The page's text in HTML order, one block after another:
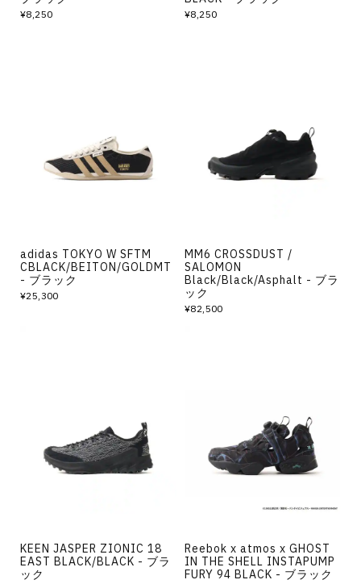
¥8,250 ¥8,250
adidas TOKYO W SFTM
CBLACK/BEITON/GOLDMT
- ブラック
¥25,300
MM6 CROSSDUST /
SALOMON
Black/Black/Asphalt - ブラ
ック
¥82,500
KEEN JASPER ZIONIC 18
EAST BLACK/BLACK - ブラ
ック
Reebok x atmos x GHOST
IN THE SHELL INSTAPUMP
FURY 94 BLACK - ブラック